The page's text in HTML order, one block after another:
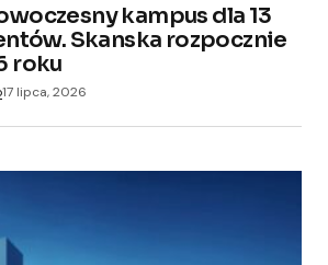
kampus dla 13
Skanska rozpocznie
roku
17 lipca, 2026